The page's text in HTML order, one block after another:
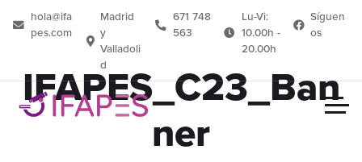
hola@ifa
pes.com
Madrid
y
Valladoli
d
671 748
563
Lu-Vi:
10.00h -
20.00h
Síguen
os
IFAPES_C23_Ban
ner